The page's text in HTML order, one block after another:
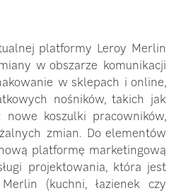
platformy Leroy Merlin
w obszarze komunikacji
w sklepach i online,
nośników, takich jak
koszulki pracowników,
zmian. Do elementów
platformę marketingową
projektowania, która jest
(kuchni, łazienek czy